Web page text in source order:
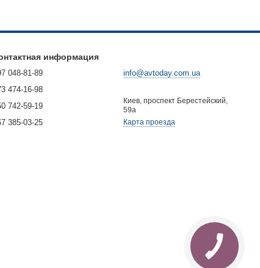
информация
048-81-89
474-16-98
742-59-19
385-03-25
info@avtoday.com.ua
Киев, проспект Берестейский,
59а
Карта проезда